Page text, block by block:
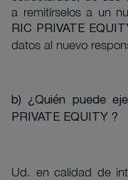
a remitírselos a un
RIC PRIVATE
datos al nuevo
b) ¿Quién puede
PRIVATE EQUITY ?
Ud. en calidad de